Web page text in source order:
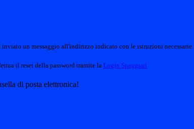
inviato un messaggio all'indirizzo indicato con le istruzioni necessarie.
il reset della password tramite la Login Spaggiari
di posta elettronica!